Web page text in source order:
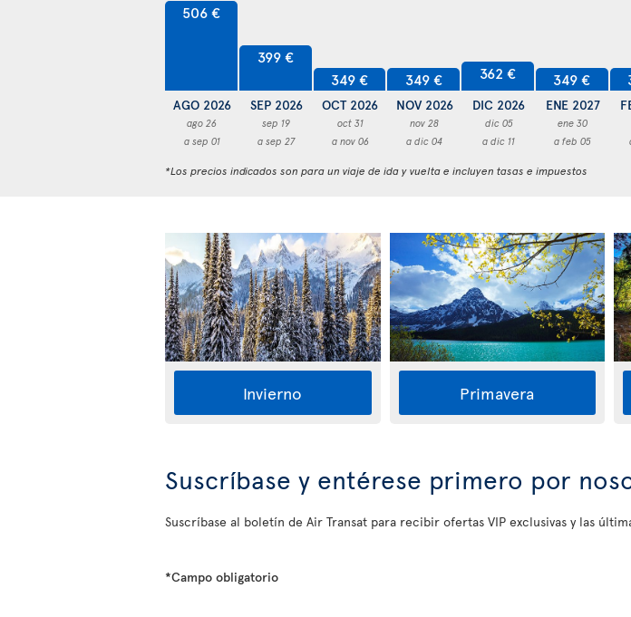
506 €
AGO 2026
ago 26
a sep 01
399 €
SEP 2026
sep 19
a sep 27
349 €
OCT 2026
oct 31
a nov 06
349 €
NOV 2026
nov 28
a dic 04
362 €
DIC 2026
dic 05
a dic 11
349 €
ENE 2027
ene 30
a feb 05
*Los precios indicados son para un viaje de ida y vuelta e incluyen tasas e impuestos
Invierno Primavera
Suscríbase y entérese primero por
Suscríbase al boletín de Air Transat para recibir ofertas VIP exclusivas y las
*Campo obligatorio